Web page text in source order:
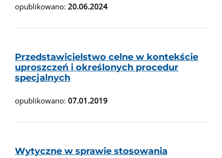
opublikowano: 20.06.2024
Przedstawicielstwo celne w kontekście
uproszczeń i określonych procedur
specjalnych
opublikowano: 07.01.2019
Wytyczne w sprawie stosowania